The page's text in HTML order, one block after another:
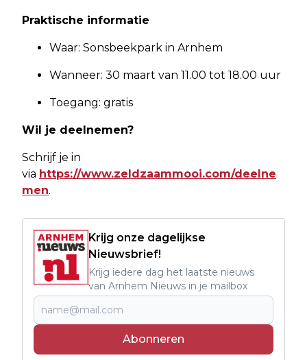
Praktische informatie
Waar: Sonsbeekpark in Arnhem
Wanneer: 30 maart van 11.00 tot 18.00 uur
Toegang: gratis
Wil je deelnemen?
Schrijf je in
via https://www.zeldzaammooi.com/deelne
men.
Krijg onze dagelijkse
Nieuwsbrief!
Krijg iedere dag het laatste nieuws
van Arnhem Nieuws in je mailbox
Abonneren